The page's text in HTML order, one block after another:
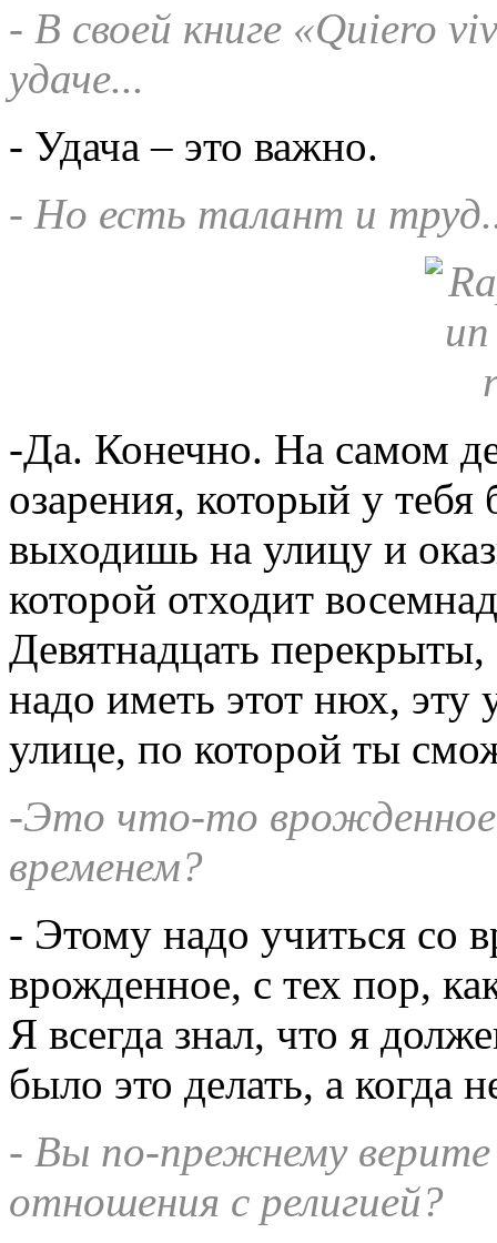
- В своей книге «Quiero
удаче...
- Удача – это важно.
- Но есть талант и
-Да. Конечно. На самом
озарения, который у
выходишь на улицу и
которой отходит
Девятнадцать
надо иметь этот нюх, эту
улице, по которой ты
-Это что-то врожденное
временем?
- Этому надо учиться со
врожденное, с тех пор,
Я всегда знал, что я
было это делать, а когда
- Вы по-прежнему верите
отношения с религией?